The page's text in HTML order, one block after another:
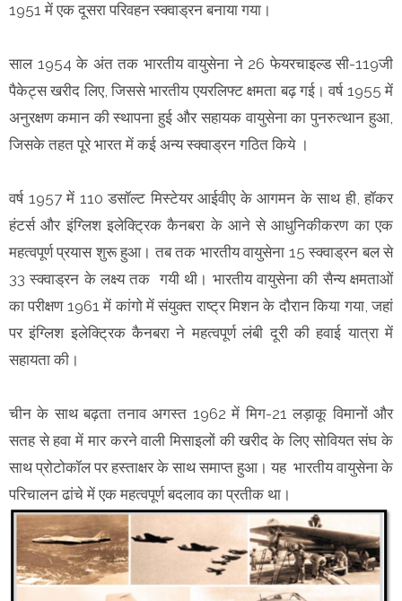
1951 में एक दूसरा परिवहन स्क्वाड्रन बनाया गया।
साल 1954 के अंत तक भारतीय वायुसेना ने 26 फेयरचाइल्ड सी-119जी
पैकेट्स खरीद लिए, जिससे भारतीय एयरलिफ्ट क्षमता बढ़ गई। वर्ष 1955 में
अनुरक्षण कमान की स्थापना हुई और सहायक वायुसेना का पुनरुत्थान हुआ,
जिसके तहत पूरे भारत में कई अन्य स्क्वाड्रन गठित किये ।
वर्ष 1957 में 110 डसॉल्ट मिस्टेयर आईवीए के आगमन के साथ ही, हॉकर
हंटर्स और इंग्लिश इलेक्ट्रिक कैनबरा के आने से आधुनिकीकरण का एक
महत्वपूर्ण प्रयास शुरू हुआ। तब तक भारतीय वायुसेना 15 स्क्वाड्रन बल से
33 स्क्वाड्रन के लक्ष्य तक गयी थी। भारतीय वायुसेना की सैन्य क्षमताओं
का परीक्षण 1961 में कांगो में संयुक्त राष्ट्र मिशन के दौरान किया गया, जहां
पर इंग्लिश इलेक्ट्रिक कैनबरा ने महत्वपूर्ण लंबी दूरी की हवाई यात्रा में
सहायता की।
चीन के साथ बढ़ता तनाव अगस्त 1962 में मिग-21 लड़ाकू विमानों और
सतह से हवा में मार करने वाली मिसाइलों की खरीद के लिए सोवियत संघ के
साथ प्रोटोकॉल पर हस्ताक्षर के साथ समाप्त हुआ। यह भारतीय वायुसेना के
परिचालन ढांचे में एक महत्वपूर्ण बदलाव का प्रतीक था।